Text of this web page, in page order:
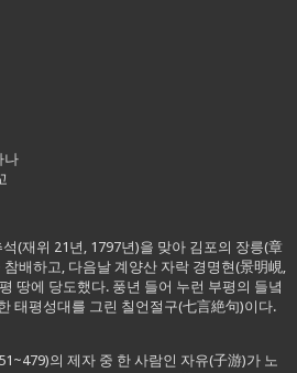
나
(재위 21년, 1797년)을 맞아 김포의 장릉(章
배하고, 다음날 계양산 자락 경명현(景明峴,
땅에 당도했다. 풍년 들어 누런 부평의 들녘
태평성대를 그린 칠언절구(七言絶句)이다.
의 제자 중 한 사람인 자유(子游)가 노